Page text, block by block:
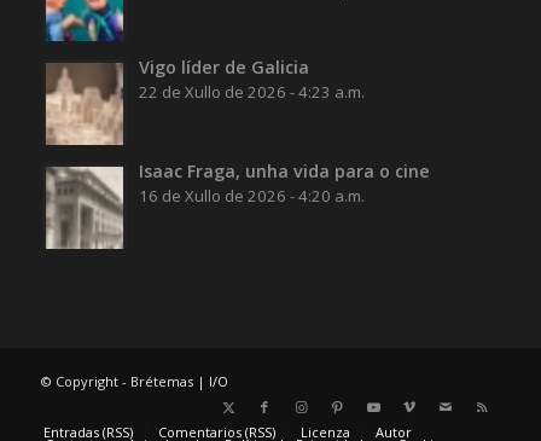
Vigo líder de Galicia
22 de Xullo de 2026 - 4:23 a.m.
Isaac Fraga, unha vida para o cine
16 de Xullo de 2026 - 4:20 a.m.
© Copyright - Brétemas | I/O
Entradas (RSS) Comentarios (RSS) Licenza Autor